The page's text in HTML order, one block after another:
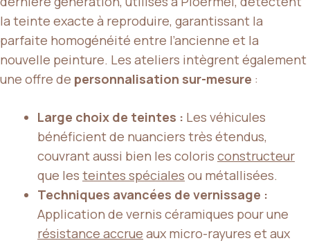
la teinte exacte à reproduire, garantissant la
parfaite homogénéité entre l’ancienne et la
nouvelle peinture. Les ateliers intègrent également
une offre de personnalisation sur-mesure :
Large choix de teintes : Les véhicules
bénéficient de nuanciers très étendus,
couvrant aussi bien les coloris constructeur
que les teintes spéciales ou métallisées.
Techniques avancées de vernissage :
Application de vernis céramiques pour une
résistance accrue aux micro-rayures et aux